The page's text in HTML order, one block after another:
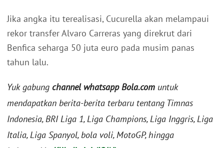
Jika angka itu terealisasi, Cucurella akan melampaui
rekor transfer Alvaro Carreras yang direkrut dari
Benfica seharga 50 juta euro pada musim panas
tahun lalu.
Yuk gabung channel whatsapp Bola.com untuk
mendapatkan berita-berita terbaru tentang Timnas
Indonesia, BRI Liga 1, Liga Champions, Liga Inggris, Liga
Italia, Liga Spanyol, bola voli, MotoGP, hingga